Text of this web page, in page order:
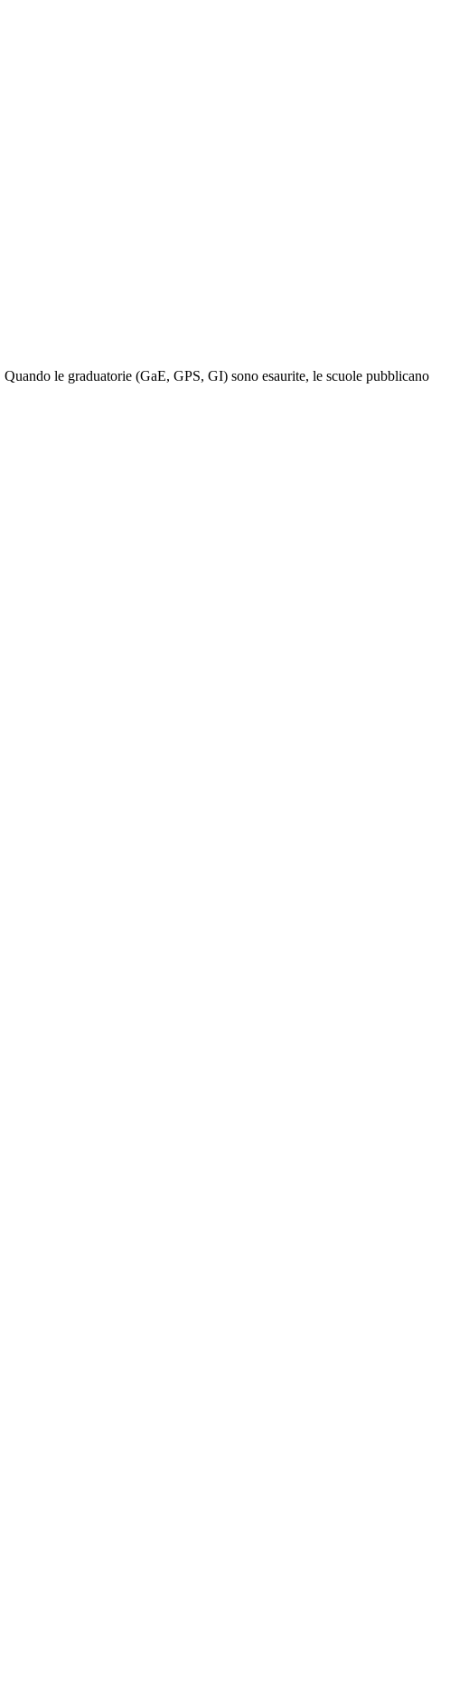
le graduatorie (GaE, GPS, GI) sono esaurite, le scuole pubblicano